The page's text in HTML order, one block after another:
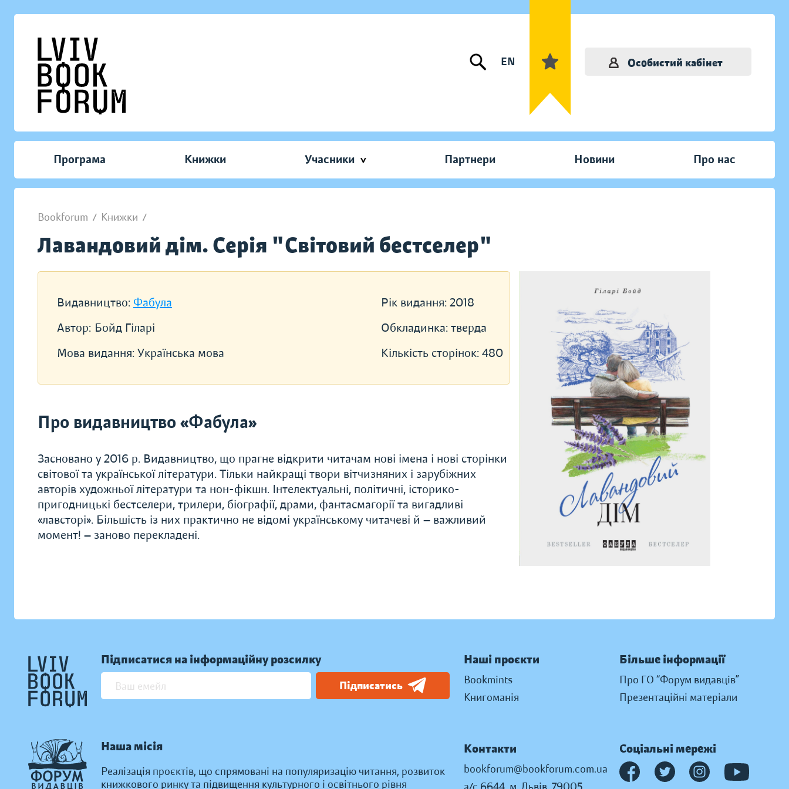
EN Особистий кабінет
Програма Книжки Учасники Партнери Новини Про нас
Bookforum / Книжки /
Лавандовий дім. Серія "Світовий бестселер"
Видавництво: Фабула
Автор: Бойд Гіларі
Мова видання: Українська мова
Рік видання: 2018
Обкладинка: тверда
Кількість сторінок: 480
Про видавництво «Фабула»
Засновано у 2016 р. Видавництво, що прагне відкрити читачам нові імена і нові сторінки
світової та української літератури. Тільки найкращі твори вітчизняних і зарубіжних
авторів художньої літератури та нон-фікшн. Інтелектуальні, політичні, історико-
пригодницькі бестселери, трилери, біографії, драми, фантасмагорії та вигадливі
«лавсторі». Більшість із них практично не відомі українському читачеві й — важливий
момент! — заново перекладені.
Підписатися на інформаційну розсилку
Підписатись
Наша місія
Реалізація проєктів, що спрямовані на популяризацію читання, розвиток
книжкового ринку та підвищення культурного і освітнього рівня
Наші проєкти
Bookmints
Книгоманія
Більше інформації
Про ГО “Форум видавців”
Презентаційні матеріали
Контакти
bookforum@bookforum.com.ua
Соціальні мережі